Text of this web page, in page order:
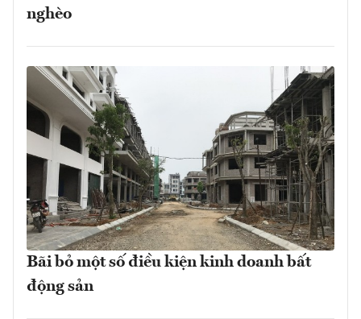
nghèo
Bãi bỏ một số điều kiện kinh doanh bất
động sản